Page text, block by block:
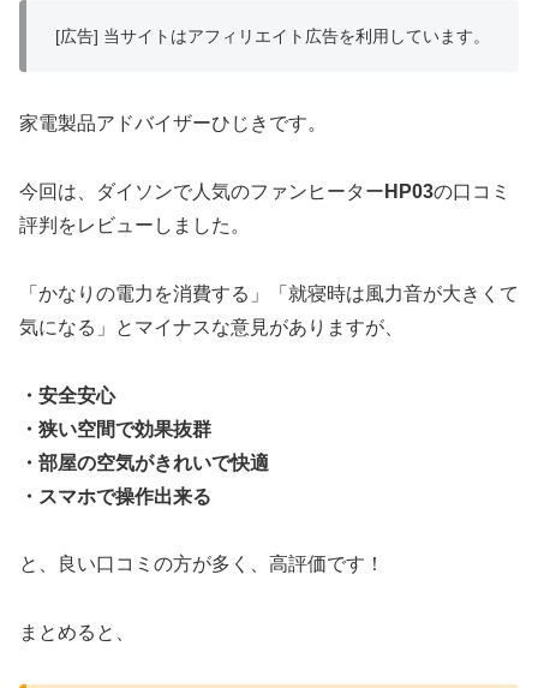
[広告] 当サイトはアフィリエイト広告を利用しています。
家電製品アドバイザーひじきです。
今回は、ダイソンで人気のファンヒーター HP03の口コミ
評判をレビューしました。
「かなりの電力を消費する」「就寝時は風力音が大きくて
気になる」とマイナスな意見がありますが、
・安全安心
・狭い空間で効果抜群
・部屋の空気がきれいで快適
・スマホで操作出来る
と、良い口コミの方が多く、高評価です！
まとめると、